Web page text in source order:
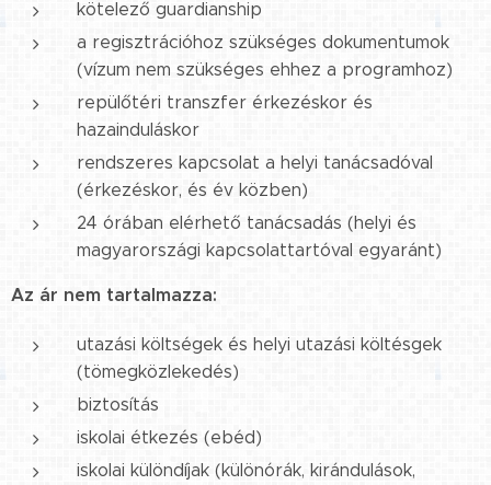
kötelező guardianship
a regisztrációhoz szükséges dokumentumok
(vízum nem szükséges ehhez a programhoz)
repülőtéri transzfer érkezéskor és
hazainduláskor
rendszeres kapcsolat a helyi tanácsadóval
(érkezéskor, és év közben)
24 órában elérhető tanácsadás (helyi és
magyarországi kapcsolattartóval egyaránt)
Az ár nem tartalmazza:
utazási költségek és helyi utazási költésgek
(tömegközlekedés)
biztosítás
iskolai étkezés (ebéd)
iskolai különdíjak (különórák, kirándulások,